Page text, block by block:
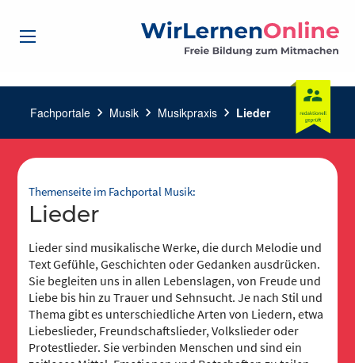
Fachportale chevron_right Musik chevron_right Musikpraxis chevron_right Lieder
Themenseite im Fachportal Musik:
Lieder
Lieder sind musikalische Werke, die durch Melodie und
Text Gefühle, Geschichten oder Gedanken ausdrücken.
Sie begleiten uns in allen Lebenslagen, von Freude und
Liebe bis hin zu Trauer und Sehnsucht. Je nach Stil und
Thema gibt es unterschiedliche Arten von Liedern, etwa
Liebeslieder, Freundschaftslieder, Volkslieder oder
Protestlieder. Sie verbinden Menschen und sind ein